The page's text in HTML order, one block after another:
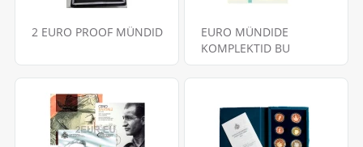
2 EURO PROOF MÜNDID
EURO MÜNDIDE
KOMPLEKTID BU